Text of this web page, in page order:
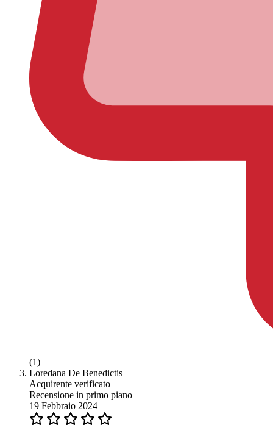
(1)
Loredana De Benedictis
Acquirente verificato
Recensione in primo piano
19 Febbraio 2024